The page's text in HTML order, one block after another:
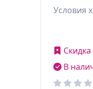
Условия
Скидка
В